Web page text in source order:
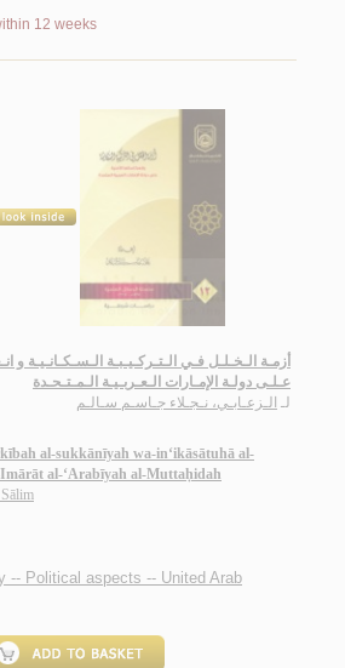
12 weeks
أزمـة الـخـلـل فـي الـتـركـيـبـة الـسـكـانـيـة و
عـلـى دولـة الإمـارات الـعـربـيـة الـمـتـحـدة
لـ الـزعـابـي، نـجـلاء جـاسـم سـالـم
al-sukkānīyah wa-in‘ikāsātuhā al-
al-‘Arabīyah al-Muttaḥidah
-- Political aspects -- United Arab